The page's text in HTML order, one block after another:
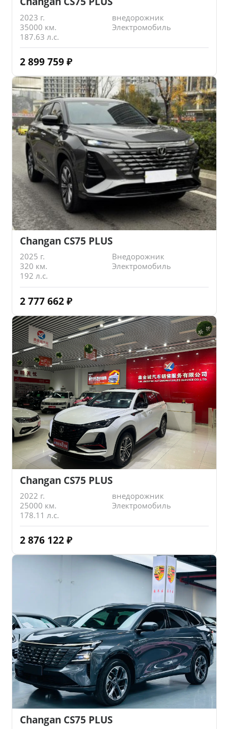
2023 г.
внедорожник
35000 км.
Электромобиль
187.63 л.с.
2 899 759 ₽
Changan CS75 PLUS
2025 г.
Внедорожник
320 км.
Электромобиль
192 л.с.
2 777 662 ₽
Changan CS75 PLUS
2022 г.
внедорожник
25000 км.
Электромобиль
178.11 л.с.
2 876 122 ₽
Changan CS75 PLUS